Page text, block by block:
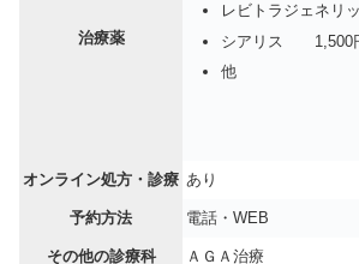
治療薬
レビトラジェネリ
シアリス 1,500
他
オンライン処方・診療 あり
予約方法 電話・WEB
その他の診療科 ＡＧＡ治療